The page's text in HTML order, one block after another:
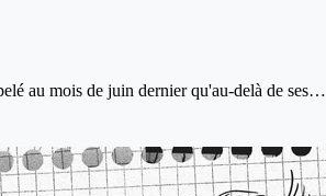
au mois de juin dernier qu'au-delà de ses…